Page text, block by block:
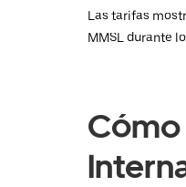
calendario.
Las tarifas
MMSL durante
Cómo